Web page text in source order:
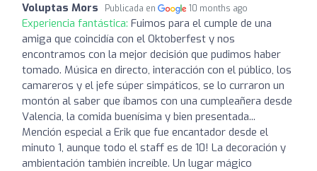
Voluptas Mors Publicada en 10 months ago
Experiencia fantástica: Fuimos para el cumple de una
amiga que coincidía con el Oktoberfest y nos
encontramos con la mejor decisión que pudimos haber
tomado. Música en directo, interacción con el público, los
camareros y el jefe súper simpáticos, se lo curraron un
montón al saber que íbamos con una cumpleañera desde
Valencia, la comida buenísima y bien presentada...
Mención especial a Erik que fue encantador desde el
minuto 1, aunque todo el staff es de 10! La decoración y
ambientación también increíble. Un lugar mágico